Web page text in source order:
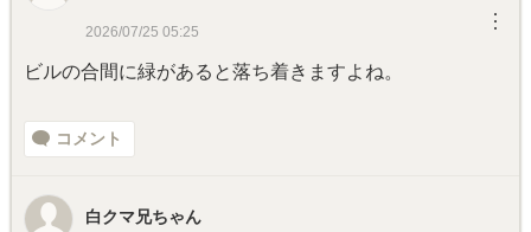
2026/07/25 05:25 ︙
ビルの合間に緑があると落ち着きますよね。
コメント
白クマ兄ちゃん